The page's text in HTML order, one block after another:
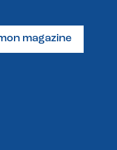
magazine